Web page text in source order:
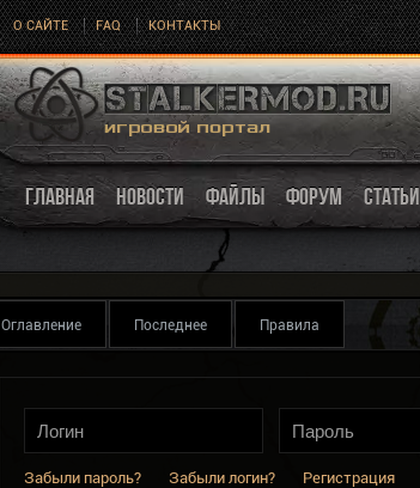
О САЙТЕ FAQ КОНТАКТЫ
ГЛАВНАЯ НОВОСТИ ФАЙЛЫ ФОРУМ СТАТЬИ
Оглавление Последнее Правила
Забыли пароль? Забыли логин? Регистрация